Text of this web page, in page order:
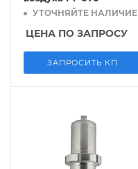
УТОЧНЯЙТЕ НАЛИЧИЕ
ЦЕНА ПО ЗАПРОСУ
ЗАПРОСИТЬ КП